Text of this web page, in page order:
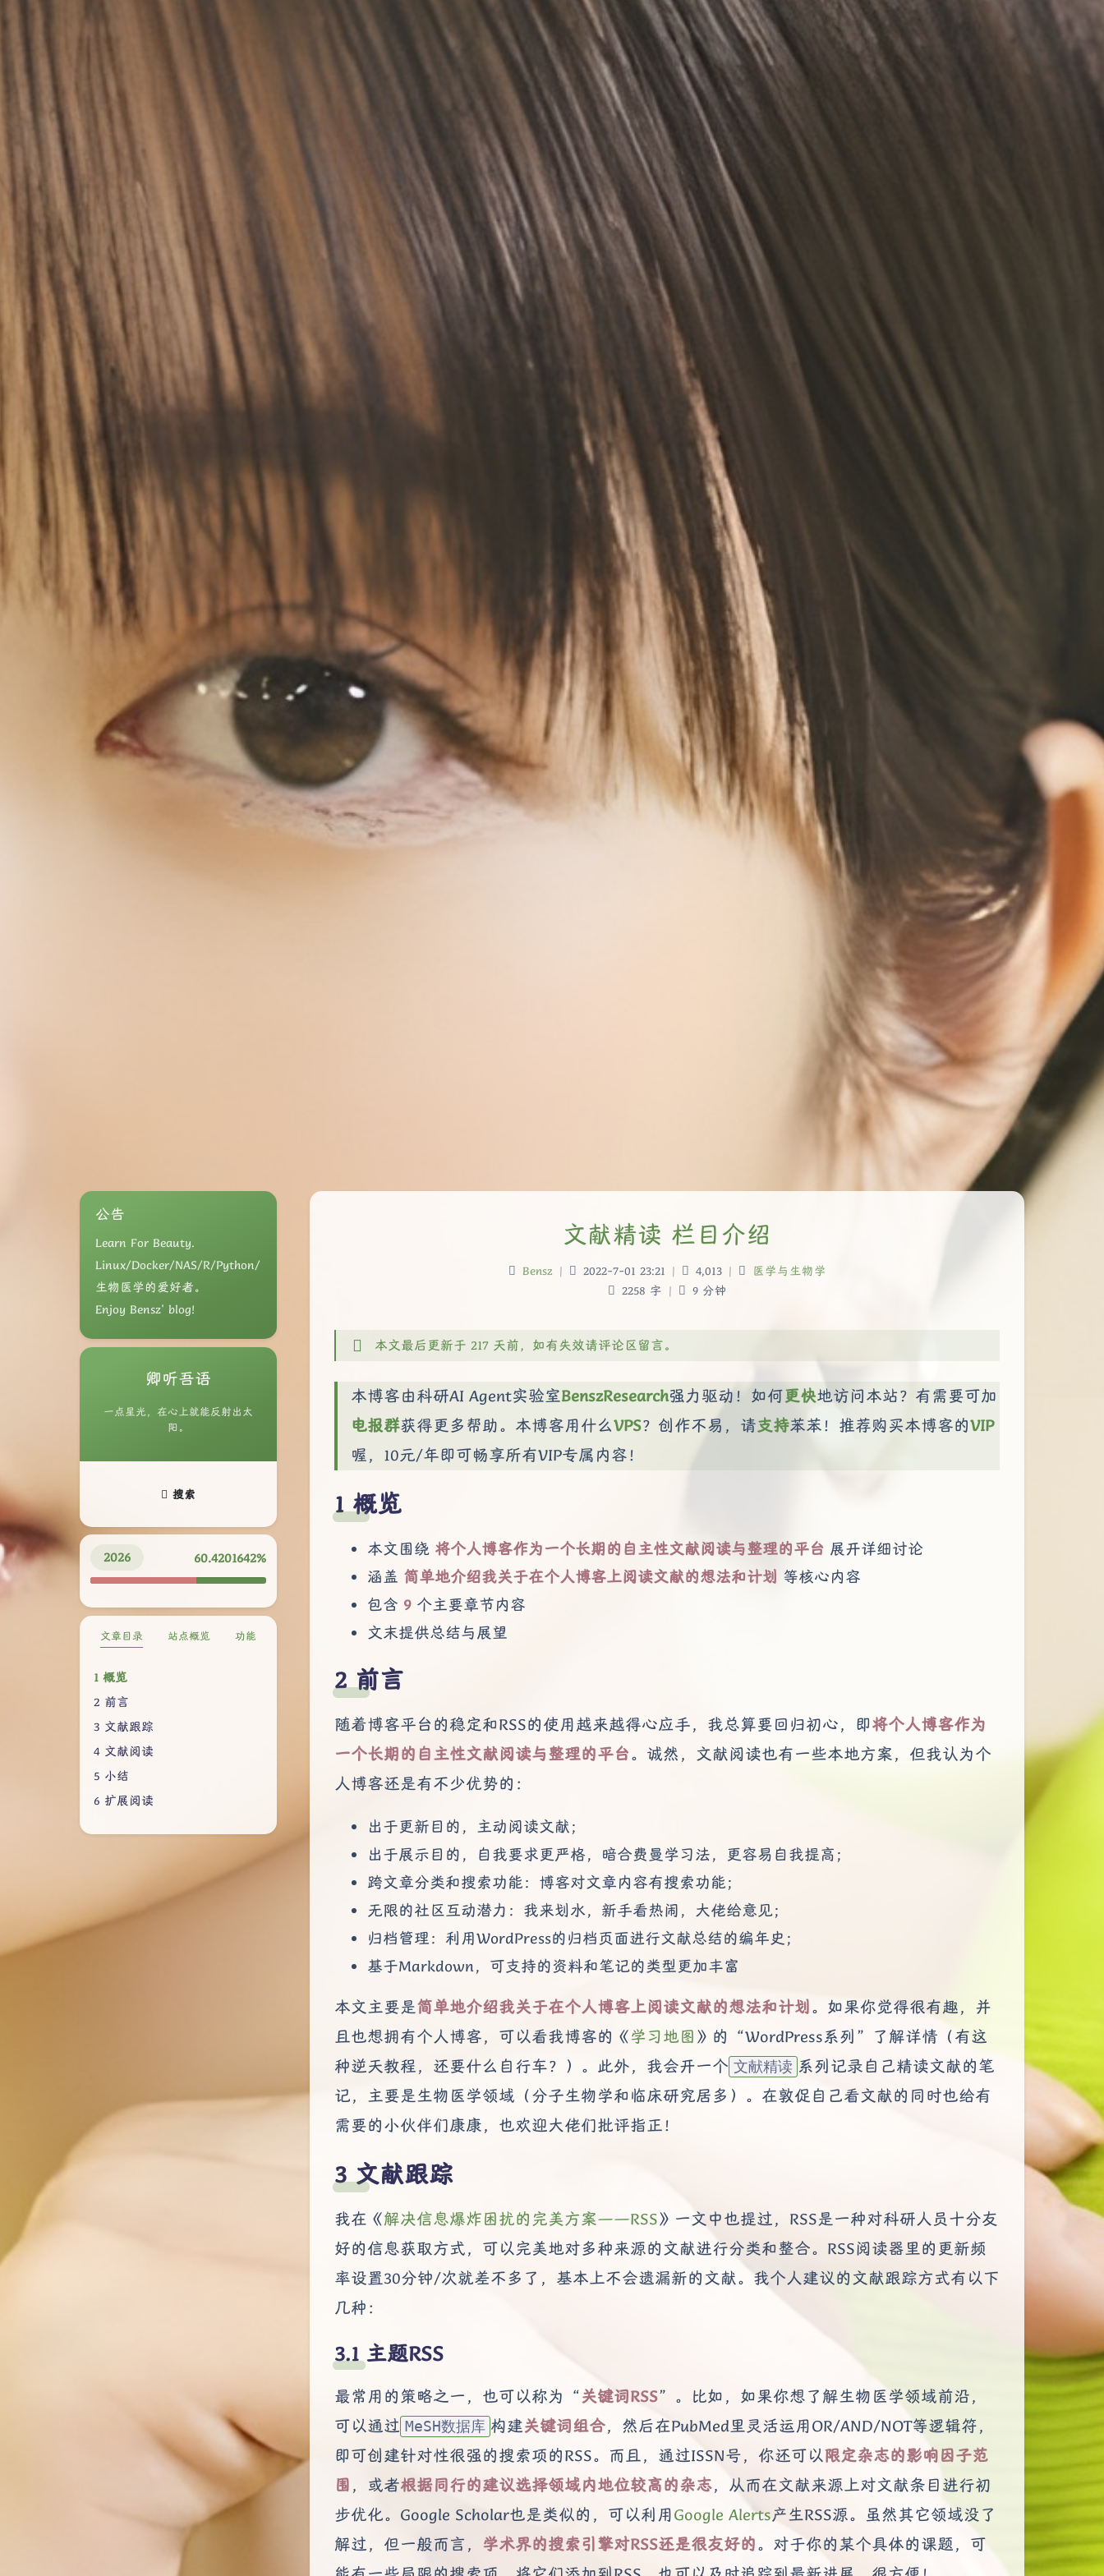
公告
Learn For Beauty.
Linux/Docker/NAS/R/Python/
生物医学的爱好者。
Enjoy Bensz' blog!
卿听吾语
一点星光，在心上就能反射出太
阳。
搜索
2026 60.4201754%
文章目录 站点概览 功能
概览
前言
文献跟踪
文献阅读
小结
扩展阅读
文献精读 栏目介绍
Bensz | 2022-7-01 23:21 | 4,013 |
医学与生物学
2258 字 | 9 分钟
本文最后更新于 217 天前，如有失效请评论区留言。
本博客由科研AI Agent实验室BenszResearch强力驱动！如何更快地访问本站？有需要可加
电报群获得更多帮助。本博客用什么VPS？创作不易，请支持苯苯！推荐购买本博客的VIP
喔，10元/年即可畅享所有VIP专属内容！
概览
本文围绕 将个人博客作为一个长期的自主性文献阅读与整理的平台 展开详细讨论
涵盖 简单地介绍我关于在个人博客上阅读文献的想法和计划 等核心内容
包含 9 个主要章节内容
文末提供总结与展望
前言
随着博客平台的稳定和RSS的使用越来越得心应手，我总算要回归初心，即将个人博客作为
一个长期的自主性文献阅读与整理的平台。诚然，文献阅读也有一些本地方案，但我认为个
人博客还是有不少优势的：
出于更新目的，主动阅读文献；
出于展示目的，自我要求更严格，暗合费曼学习法，更容易自我提高；
跨文章分类和搜索功能：博客对文章内容有搜索功能；
无限的社区互动潜力：我来划水，新手看热闹，大佬给意见；
归档管理：利用WordPress的归档页面进行文献总结的编年史；
基于Markdown，可支持的资料和笔记的类型更加丰富
本文主要是简单地介绍我关于在个人博客上阅读文献的想法和计划。如果你觉得很有趣，并
且也想拥有个人博客，可以看我博客的《学习地图 》的“WordPress系列”了解详情（有这
种逆天教程，还要什么自行车？）。此外，我会开一个 文献精读 系列记录自己精读文献的笔
记，主要是生物医学领域（分子生物学和临床研究居多）。在敦促自己看文献的同时也给有
需要的小伙伴们康康，也欢迎大佬们批评指正！
文献跟踪
我在《解决信息爆炸困扰的完美方案——RSS》一文中也提过，RSS是一种对科研人员十分友
好的信息获取方式，可以完美地对多种来源的文献进行分类和整合。RSS阅读器里的更新频
率设置30分钟/次就差不多了，基本上不会遗漏新的文献。我个人建议的文献跟踪方式有以下
几种：
主题RSS
最常用的策略之一，也可以称为“关键词RSS”。比如，如果你想了解生物医学领域前沿，
可以通过 MeSH数据库 构建关键词组合，然后在PubMed里灵活运用OR/AND/NOT等逻辑符，
即可创建针对性很强的搜索项的RSS。而且，通过ISSN号，你还可以限定杂志的影响因子范
围 ，或者根据同行的建议选择领域内地位较高的杂志，从而在文献来源上对文献条目进行初
步优化。Google Scholar也是类似的，可以利用Google Alerts产生RSS源。虽然其它领域没了
解过，但一般而言， 学术界的搜索引擎对RSS还是很友好的。对于你的某个具体的课题，可